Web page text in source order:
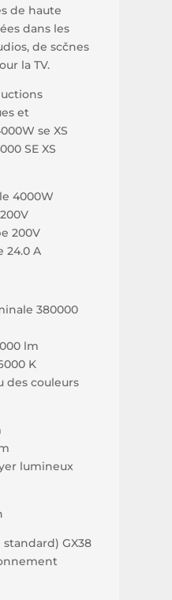
de haute
dans les
de scčnes
la TV.
et
se XS
SE XS
4000W
200V
24.0 A
380000
lm
K
des couleurs
lumineux
GX38